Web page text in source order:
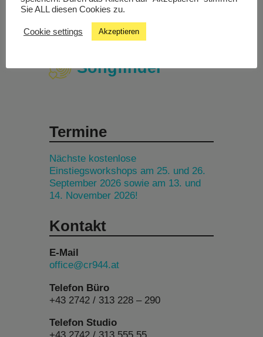
Studiochat
Songfinder
Termine
Nächste kostenlose
Einstiegsworkshops am 25. und 26.
September 2026 sowie am 13. und
14. November 2026!
Kontakt
E-Mail
office@cr944.at
Telefon Büro
+43 2742 / 313 228 – 290
Telefon Studio
+43 2742 / 313 555 55
Sie ALL diesen Cookies zu.
Cookie settings Akzeptieren